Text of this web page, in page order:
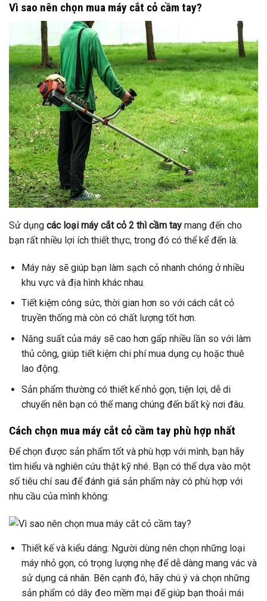
Vì sao nên chọn mua máy cắt cỏ cầm tay?
Sử dụng các loại máy cắt cỏ 2 thì cầm tay mang đến cho
bạn rất nhiều lợi ích thiết thực, trong đó có thể kể đến là:
Máy này sẽ giúp bạn làm sạch cỏ nhanh chóng ở nhiều
khu vực và địa hình khác nhau.
Tiết kiệm công sức, thời gian hơn so với cách cắt cỏ
truyền thống mà còn có chất lượng tốt hơn.
Năng suất của máy sẽ cao hơn gấp nhiều lần so với làm
thủ công, giúp tiết kiệm chi phí mua dụng cụ hoặc thuê
lao động.
Sản phẩm thường có thiết kế nhỏ gọn, tiện lợi, dễ di
chuyển nên bạn có thể mang chúng đến bất kỳ nơi đâu.
Cách chọn mua máy cắt cỏ cầm tay phù hợp nhất
Để chọn được sản phẩm tốt và phù hợp với mình, bạn hãy
tìm hiểu và nghiên cứu thật kỹ nhé. Bạn có thể dựa vào một
số tiêu chí sau để đánh giá sản phẩm này có phù hợp với
nhu cầu của mình không:
Thiết kế và kiểu dáng: Người dùng nên chọn những loại
máy nhỏ gọn, có trọng lượng nhẹ để dễ dàng mang vác và
sử dụng cá nhân. Bên cạnh đó, hãy chú ý và chọn những
sản phẩm có dây đeo mềm mại để giúp bạn thoải mái